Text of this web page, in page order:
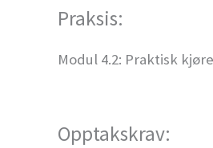
Praksis:
Modul 4.2: Praktisk
Opptakskrav: